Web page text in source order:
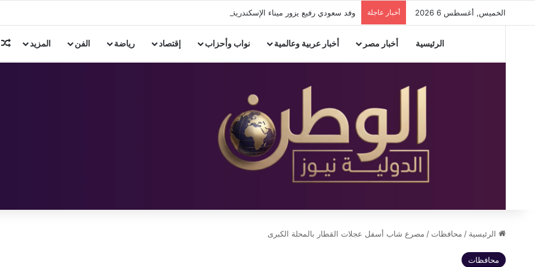
الخميس, أغسطس 6 2026 أخبار عاجلة وفد سعودي رفيع يزور ميناء الإسكندرية لبحث تعزيز التعاون في النقل البحري والخدمات اللوجستية
الرئيسية أخبار مصر أخبار عربية وعالمية نواب وأحزاب إقتصاد رياضة الفن المزيد
الرئيسية / محافظات / مصرع شاب أسفل عجلات القطار بالمحلة الكبرى
محافظات